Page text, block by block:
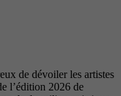
de dévoiler les artistes
l’édition 2026 de